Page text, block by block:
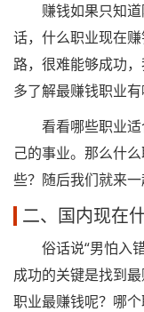
赚钱如果只知道
话，什么职业现在
路，很难能够成功
多了解最赚钱职业有
看看哪些职业适
己的事业。那么什
些？随后我们就来一
二、国内现在
俗话说“男怕入错
成功的关键是找到
职业最赚钱呢？哪